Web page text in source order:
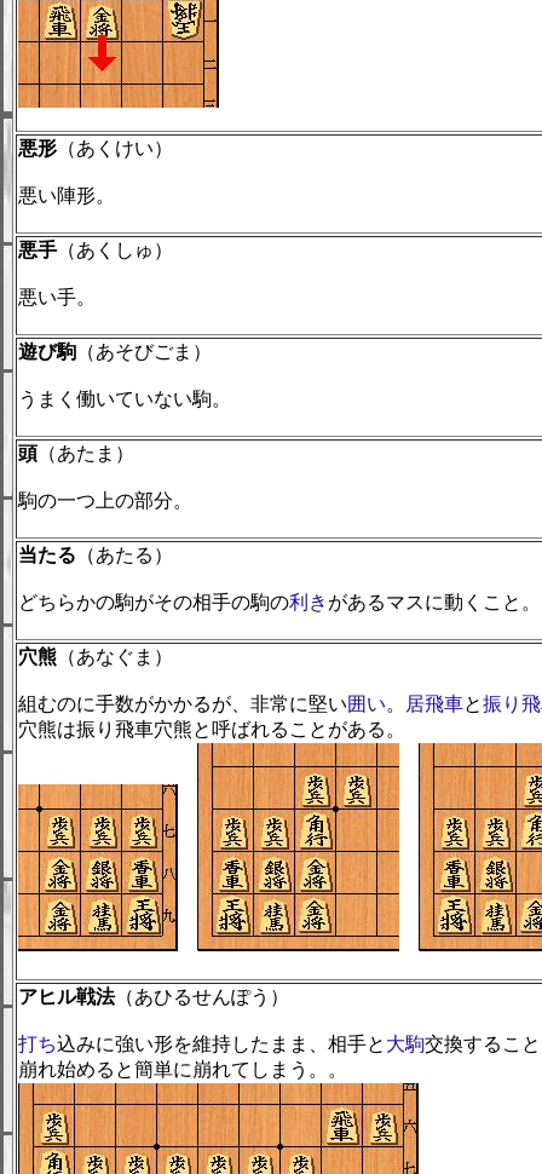
悪形 （あくけい）
悪い陣形。
悪手 （あくしゅ）
悪い手。
遊び駒 （あそびごま）
うまく働いていない駒。
頭 （あたま）
駒の一つ上の部分。
当たる （あたる）
どちらかの駒がその相手の駒の利き があるマスに動くこと。
穴熊 （あなぐま）
組むのに手数がかかるが、非常に堅い囲い。 居飛車と振り
穴熊は振り飛車穴熊と呼ばれることがある。
アヒル戦法（あひるせんぽう）
打ち込みに強い形を維持したまま、相手と 大駒交換するこ
崩れ始めると簡単に崩れてしまう。。